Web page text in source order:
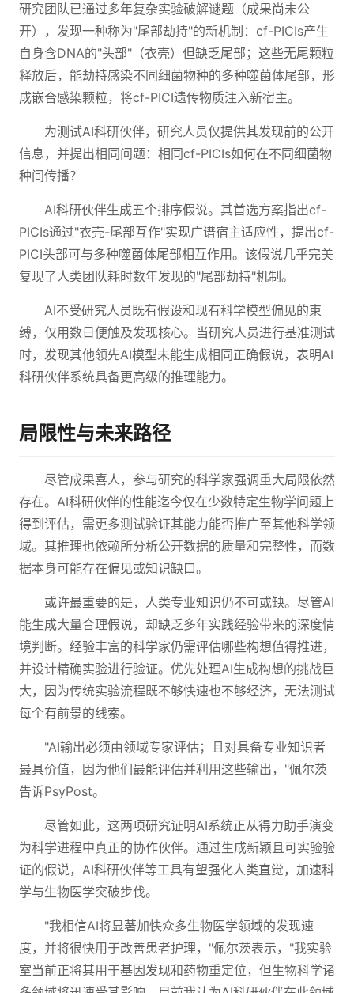
研究团队已通过多年复杂实验破解谜题（成果尚未公
开），发现一种称为"尾部劫持"的新机制：cf-PICIs产生
自身含DNA的"头部"（衣壳）但缺乏尾部；这些无尾颗粒
释放后，能劫持感染不同细菌物种的多种噬菌体尾部，形
成嵌合感染颗粒，将cf-PICI遗传物质注入新宿主。
为测试AI科研伙伴，研究人员仅提供其发现前的公开
信息，并提出相同问题：相同cf-PICIs如何在不同细菌物
种间传播？
AI科研伙伴生成五个排序假说。其首选方案指出cf-
PICIs通过"衣壳-尾部互作"实现广谱宿主适应性，提出cf-
PICI头部可与多种噬菌体尾部相互作用。该假说几乎完美
复现了人类团队耗时数年发现的"尾部劫持"机制。
AI不受研究人员既有假设和现有科学模型偏见的束
缚，仅用数日便触及发现核心。当研究人员进行基准测试
时，发现其他领先AI模型未能生成相同正确假说，表明AI
科研伙伴系统具备更高级的推理能力。
局限性与未来路径
尽管成果喜人，参与研究的科学家强调重大局限依然
存在。AI科研伙伴的性能迄今仅在少数特定生物学问题上
得到评估，需更多测试验证其能力能否推广至其他科学领
域。其推理也依赖所分析公开数据的质量和完整性，而数
据本身可能存在偏见或知识缺口。
或许最重要的是，人类专业知识仍不可或缺。尽管AI
能生成大量合理假说，却缺乏多年实践经验带来的深度情
境判断。经验丰富的科学家仍需评估哪些构想值得推进，
并设计精确实验进行验证。优先处理AI生成构想的挑战巨
大，因为传统实验流程既不够快速也不够经济，无法测试
每个有前景的线索。
"AI输出必须由领域专家评估；且对具备专业知识者
最具价值，因为他们最能评估并利用这些输出，"佩尔茨
告诉PsyPost。
尽管如此，这两项研究证明AI系统正从得力助手演变
为科学进程中真正的协作伙伴。通过生成新颖且可实验验
证的假说，AI科研伙伴等工具有望强化人类直觉，加速科
学与生物医学突破步伐。
"我相信AI将显著加快众多生物医学领域的发现速
度，并将很快用于改善患者护理，"佩尔茨表示，"我实验
室当前正将其用于基因发现和药物重定位，但生物科学诸